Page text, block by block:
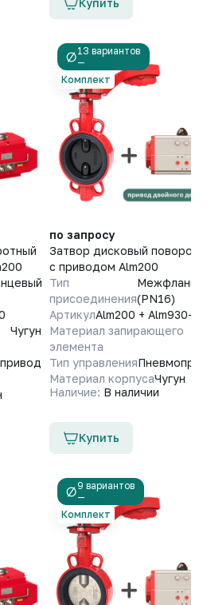
Купить
Чугун
13 вариантов
—
Комплект
по запросу
Затвор дисковый
с приводом Alm200
Тип
присоединения(PN16)
АртикулAlm200 + Alm930-DA
Материал запирающего
элемента
Тип управления
Материал корпусаЧугун
Наличие: В наличии
Купить
9 вариантов
—
Комплект